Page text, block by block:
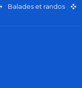
Balades et randos